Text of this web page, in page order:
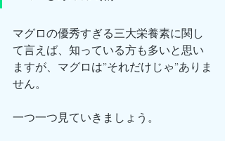
マグロの優秀すぎる三大栄養素に関し
て言えば、知っている方も多いと思い
ますが、マグロは”それだけじゃ”ありま
せん。
一つ一つ見ていきましょう。